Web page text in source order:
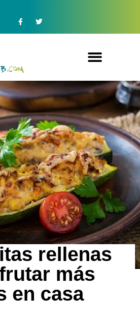
rellenas
más
en casa